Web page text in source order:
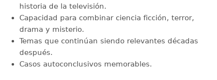
historia de la televisión.
Capacidad para combinar ciencia ficción, terror,
drama y misterio.
Temas que continúan siendo relevantes décadas
después.
Casos autoconclusivos memorables.